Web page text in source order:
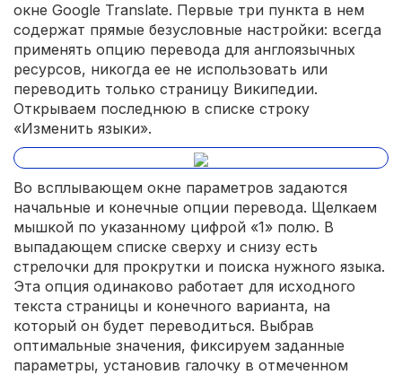
окне Google Translate. Первые три пункта в нем
содержат прямые безусловные настройки: всегда
применять опцию перевода для англоязычных
ресурсов, никогда ее не использовать или
переводить только страницу Википедии.
Открываем последнюю в списке строку
«Изменить языки».
Во всплывающем окне параметров задаются
начальные и конечные опции перевода. Щелкаем
мышкой по указанному цифрой «1» полю. В
выпадающем списке сверху и снизу есть
стрелочки для прокрутки и поиска нужного языка.
Эта опция одинаково работает для исходного
текста страницы и конечного варианта, на
который он будет переводиться. Выбрав
оптимальные значения, фиксируем заданные
параметры, установив галочку в отмеченном